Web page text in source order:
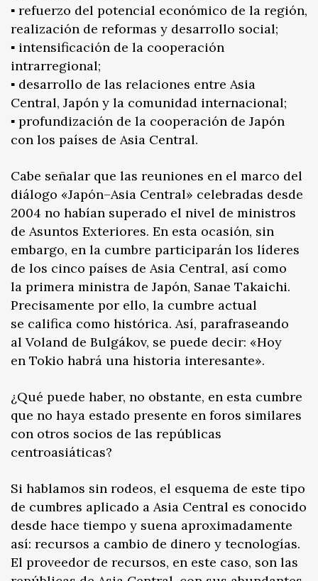
▪️ refuerzo del potencial económico de la región,
realización de reformas y desarrollo social;
▪️ intensificación de la cooperación
intrarregional;
▪️ desarrollo de las relaciones entre Asia
Central, Japón y la comunidad internacional;
▪️ profundización de la cooperación de Japón
con los países de Asia Central.
Cabe señalar que las reuniones en el marco del
diálogo «Japón–Asia Central» celebradas desde
2004 no habían superado el nivel de ministros
de Asuntos Exteriores. En esta ocasión, sin
embargo, en la cumbre participarán los líderes
de los cinco países de Asia Central, así como
la primera ministra de Japón, Sanae Takaichi.
Precisamente por ello, la cumbre actual
se califica como histórica. Así, parafraseando
al Voland de Bulgákov, se puede decir: «Hoy
en Tokio habrá una historia interesante».
¿Qué puede haber, no obstante, en esta cumbre
que no haya estado presente en foros similares
con otros socios de las repúblicas
centroasiáticas?
Si hablamos sin rodeos, el esquema de este tipo
de cumbres aplicado a Asia Central es conocido
desde hace tiempo y suena aproximadamente
así: recursos a cambio de dinero y tecnologías.
El proveedor de recursos, en este caso, son las